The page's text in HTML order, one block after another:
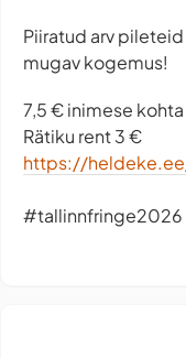
Piiratud arv
mugav kogemus!
7,5 € inimese
Rätiku rent 3 €
https://
#tallinnfringe2026